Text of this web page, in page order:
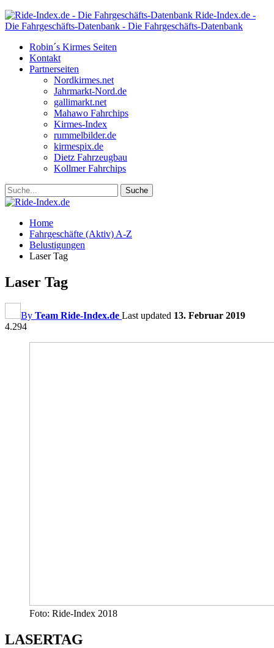
Ride-Index.de -
Die Fahrgeschäfts-Datenbank - Die Fahrgeschäfts-Datenbank
Robin´s Kirmes Seiten
Kontakt
Partnerseiten
Nordkirmes.net
Jahrmarkt-Nord.de
gallimarkt.net
Mahawo Fahrchips
Kirmes-Index
rummelbilder.de
kirmespix.de
Dietz Fahrzeugbau
Kollmer Fahrchips
Home
Fahrgeschäfte (Aktiv) A-Z
Belustigungen
Laser Tag
Laser Tag
By Team Ride-Index.de Last updated 13. Februar 2019
4.294
Foto: Ride-Index 2018
LASERTAG